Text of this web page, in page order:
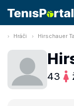
Hráči Hirschauer
43